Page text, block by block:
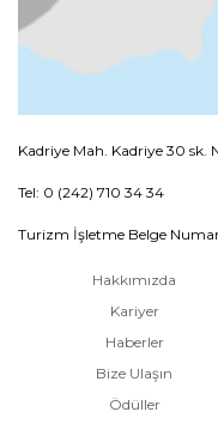
Kadriye Mah. Kadriye 30 sk.
Tel: 0 (242) 710 34 34
Turizm İşletme Belge
Hakkımızda
Kariyer
Haberler
Bize Ulaşın
Ödüller